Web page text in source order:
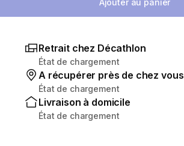
Ajouter au panier
Retrait chez Décathlon
État de chargement
A récupérer près de chez vous
État de chargement
Livraison à domicile
État de chargement